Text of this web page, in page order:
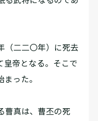
（二二〇年）に死去
皇帝となる。そこで
った。
曹真は、曹丕の死